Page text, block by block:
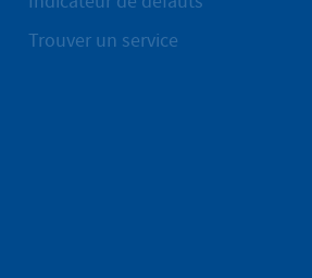
Trouver un service